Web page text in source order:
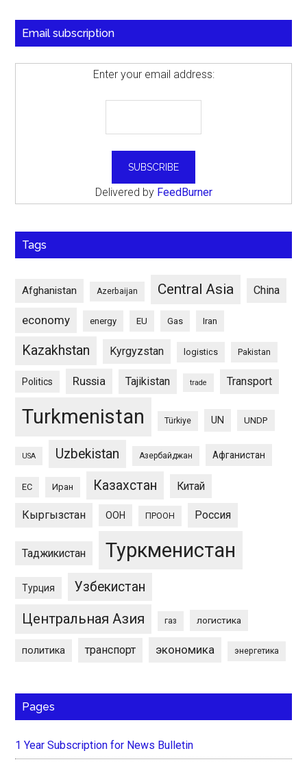
Email subscription
Enter your email address:
Delivered by FeedBurner
Tags
Afghanistan Azerbaijan Central Asia China
economy energy EU Gas Iran
Kazakhstan Kyrgyzstan logistics Pakistan
Politics Russia Tajikistan trade Transport
Turkmenistan Türkiye UN UNDP
USA Uzbekistan Азербайджан Афганистан
ЕС Иран Казахстан Китай
Кыргызстан ООН ПРООН Россия
Таджикистан Туркменистан
Турция Узбекистан
Центральная Азия газ логистика
политика транспорт экономика энергетика
Pages
1 Year Subscription for News Bulletin